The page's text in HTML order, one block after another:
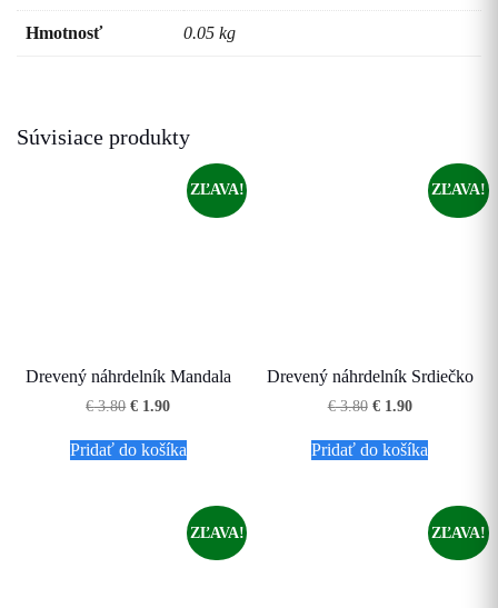
Hmotnosť 0.05 kg
Súvisiace produkty
ZĽAVA!
Drevený náhrdelník Mandala
€3.80 Pôvodná
bola:
€ 3.80.
€ 1.90Aktuálna
je:
€ 1.90.
Pridať do košíka
ZĽAVA!
Drevený náhrdelník Srdiečko
€3.80 Pôvodná
bola:
€ 3.80.
€1.90Aktuálna
je:
€ 1.90.
Pridať do košíka
ZĽAVA! ZĽAVA!